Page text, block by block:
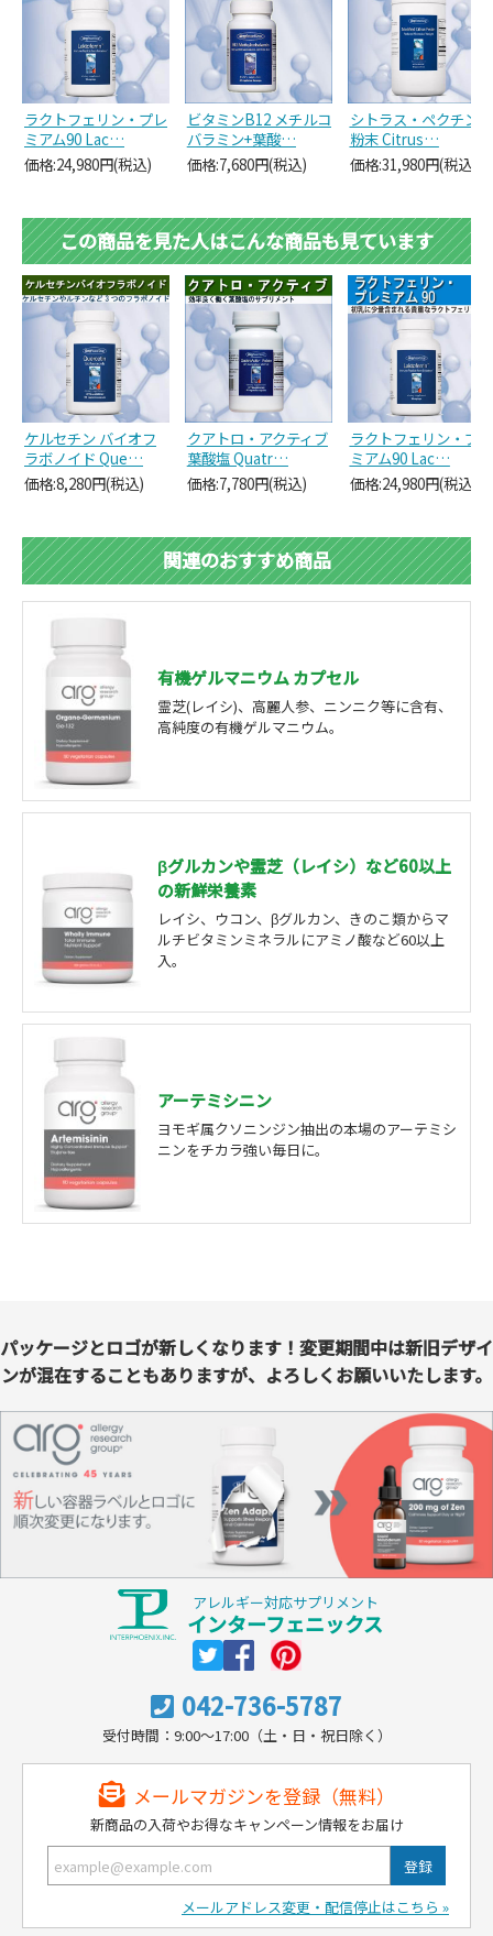
ラクトフェリン・プレ
ミアム90 Lac…
価格:24,980円(税込)
ビタミンB12 メチルコ
バラミン+葉酸…
価格:7,680円(税込)
シトラス・ペクチン
粉末 Citrus…
価格:31,980円(税込)
この商品を見た人はこんな商品も見ています
ケルセチン バイオフ
ラボノイド Que…
価格:8,280円(税込)
クアトロ・アクティブ
葉酸塩 Quatr…
価格:7,780円(税込)
ラクトフェリン・プレ
ミアム90 Lac…
価格:24,980円(税込)
関連のおすすめ商品
有機ゲルマニウム カプセル
霊芝(レイシ)、高麗人参、ニンニク等に含有、
高純度の有機ゲルマニウム。
βグルカンや霊芝（レイシ）など60以上
の新鮮栄養素
レイシ、ウコン、βグルカン、きのこ類からマ
ルチビタミンミネラルにアミノ酸など60以上
入。
アーテミシニン
ヨモギ属クソニンジン抽出の本場のアーテミシ
ニンをチカラ強い毎日に。
パッケージとロゴが新しくなります！変更期間中は新旧デザイ
ンが混在することもありますが、よろしくお願いいたします。
アレルギー対応サプリメント
インターフェニックス
042-736-5787
受付時間：9:00～17:00（土・日・祝日除く）
メールマガジンを登録（無料）
新商品の入荷やお得なキャンペーン情報をお届け
メールアドレス変更・配信停止はこちら »